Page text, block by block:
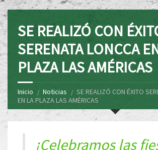
SE REALIZÓ CON
SERENATA LONCCA
PLAZA LAS AMÉRICAS
Inicio Noticias
SE REALIZÓ CON ÉXITO
EN LA PLAZA LAS AMÉRICAS
¡Celebramos las